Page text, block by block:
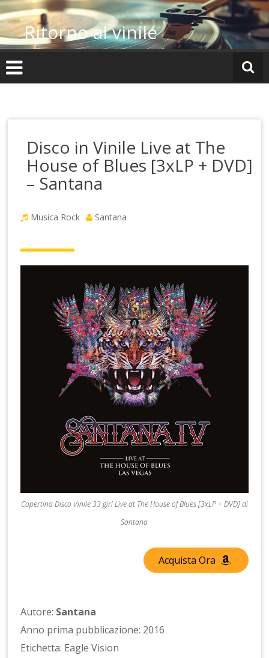
Vai
al
contenutoRitorno al vinile
Disco in Vinile Live at The
House of Blues [3xLP + DVD]
– Santana
Musica Rock Santana
Copertina Disco Vinile 33 giri Live at The House of Blues [3xLP + DVD] di
Santana
Acquista Ora
Autore: Santana
Anno prima pubblicazione: 2016
Etichetta: Eagle Vision